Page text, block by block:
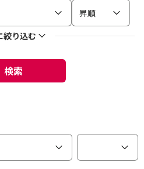
昇順
絞り込む
検索